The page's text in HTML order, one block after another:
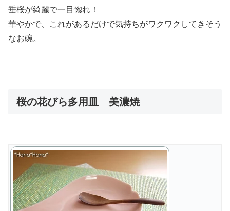
垂桜が綺麗で一目惚れ！
華やかで、これがあるだけで気持ちがワクワクしてきそう
なお碗。
桜の花びら多用皿 美濃焼